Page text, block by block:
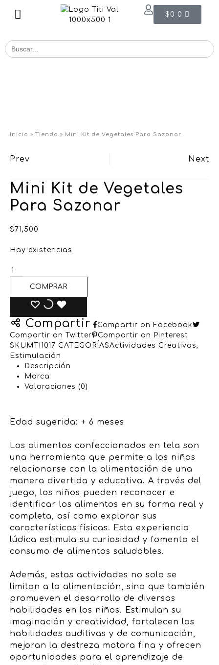
$0 0
Buscar
for:
Inicio » Tienda » Mini Kit de Vegetales Para Sazonar
Prev Next
Mini Kit de Vegetales
Para Sazonar
$ 71,500
Hay existencias
COMPRAR
Compartir
Compartir on Facebook
Compartir on Twitter
Compartir on Pinterest
SKU MTI1017 CATEGORÍASActividades Creativas,
Estimulación
Descripción
Marca
Valoraciones (0)
Edad sugerida: + 6 meses
Los alimentos confeccionados en tela son
una herramienta que permite a los niños
relacionarse con la alimentación de una
manera divertida y educativa. A través del
juego, los niños pueden reconocer e
identificar los alimentos en su forma real y
completa, así como explorar sus
características físicas. Esta experiencia
lúdica estimula su curiosidad y fomenta el
consumo de alimentos saludables.
Además, estas actividades no solo se
limitan a la alimentación, sino que también
promueven el desarrollo de diversas
habilidades en los niños. Estimulan su
imaginación y creatividad, fortalecen las
habilidades auditivas y de comunicación,
mejoran la destreza motora fina y ofrecen
oportunidades para el aprendizaje de